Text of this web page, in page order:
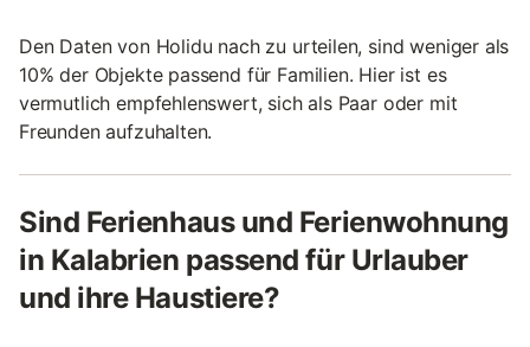
Den Daten von Holidu nach zu urteilen, sind weniger als
10% der Objekte passend für Familien. Hier ist es
vermutlich empfehlenswert, sich als Paar oder mit
Freunden aufzuhalten.
Sind Ferienhaus und Ferienwohnung
in Kalabrien passend für Urlauber
und ihre Haustiere?